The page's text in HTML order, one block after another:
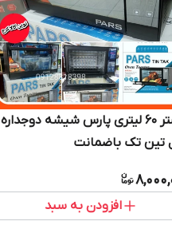
توستر ۶۰ لیتری پارس شیشه دوجداره
تین تک باضمانت
افزودن به سبد